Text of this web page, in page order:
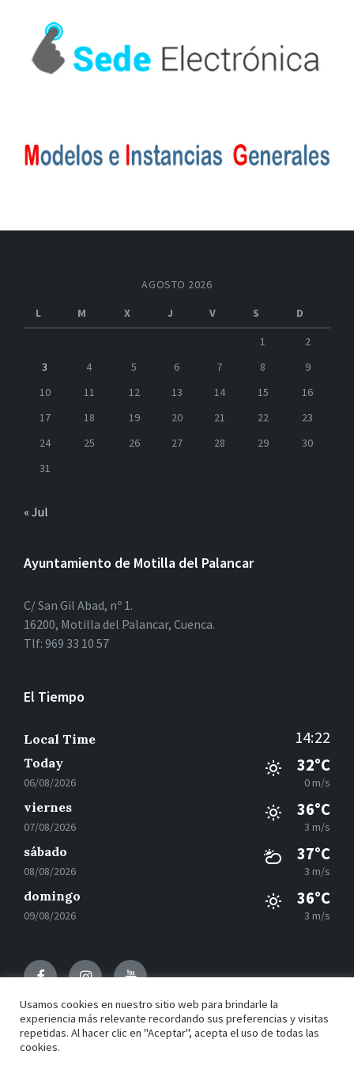
AGOSTO 2026
L
M X J V S
D
1
2
3
4 5 6 7 8
9
10
11 12 13 14 15
16
17
18 19 20 21 22
23
24
25 26 27 28 29
30
31
« Jul
Ayuntamiento de Motilla del Palancar
C/ San Gil Abad, nº 1.
16200, Motilla del Palancar, Cuenca.
Tlf: 969 33 10 57
El Tiempo
Local Time 14:22
Today
06/08/2026
32°C
0 m/s
viernes
07/08/2026
36°C
3 m/s
sábado
08/08/2026
37°C
3 m/s
domingo
09/08/2026
36°C
3 m/s
FacebookInstagramYoutube
© 2021 Motilla del Palancar - Desarrollado por Grupo
Usamos cookies en nuestro sitio web para brindarle la
experiencia más relevante recordando sus preferencias y visitas
repetidas. Al hacer clic en "Aceptar", acepta el uso de todas las
cookies.